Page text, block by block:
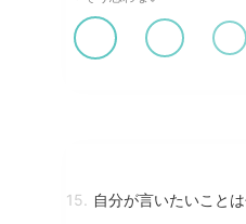
15. 自分が言いたいこと